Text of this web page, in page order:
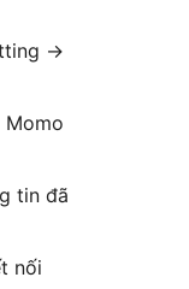
->
Momo
tin đã
nối